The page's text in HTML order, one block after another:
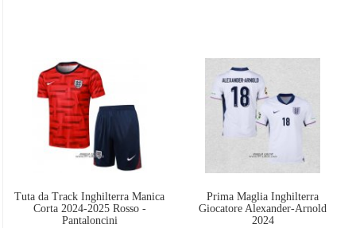
Tuta da Track Inghilterra Manica
Corta 2024-2025 Rosso -
Pantaloncini
Prima Maglia Inghilterra
Giocatore Alexander-Arnold
2024